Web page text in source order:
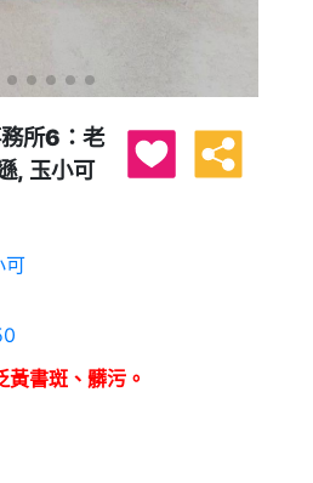
所6：老
師犯規了_約翰‧葛里遜, 玉小可
可
黃書斑、髒污。